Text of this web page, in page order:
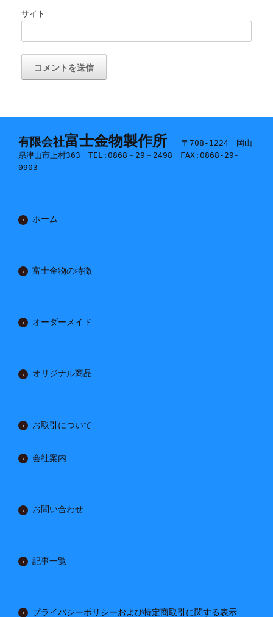
サイト
有限会社富士金物製作所
〒708-1224 岡山
県津山市上村363 TEL:0868－29－2498 FAX:0868-29-
0903
ホーム
富士金物の特徴
オーダーメイド
オリジナル商品
お取引について
会社案内
お問い合わせ
記事一覧
プライバシーポリシーおよび特定商取引に関する表示